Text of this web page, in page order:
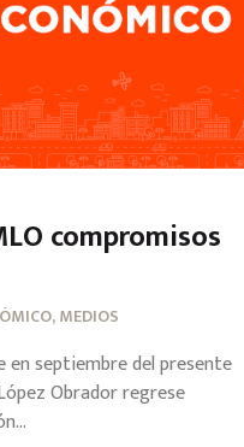
compromisos
MEDIOS
septiembre del presente
Obrador regrese